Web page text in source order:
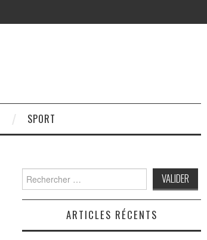
SPORT
Search
for:
ARTICLES RÉCENTS